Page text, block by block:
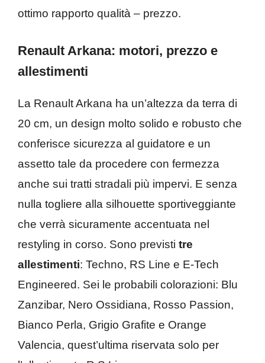
ottimo rapporto qualità – prezzo.
Renault Arkana: motori, prezzo e
allestimenti
La Renault Arkana ha un’altezza da terra di
20 cm, un design molto solido e robusto che
conferisce sicurezza al guidatore e un
assetto tale da procedere con fermezza
anche sui tratti stradali più impervi. E senza
nulla togliere alla silhouette sportiveggiante
che verrà sicuramente accentuata nel
restyling in corso. Sono previsti tre
allestimenti: Techno, RS Line e E-Tech
Engineered. Sei le probabili colorazioni: Blu
Zanzibar, Nero Ossidiana, Rosso Passion,
Bianco Perla, Grigio Grafite e Orange
Valencia, quest’ultima riservata solo per